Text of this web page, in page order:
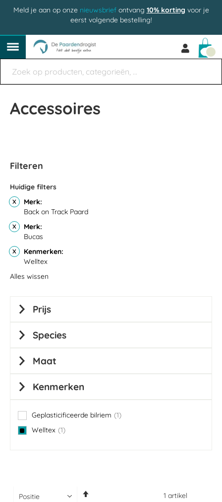
Meld je aan op onze nieuwsbriefontvang 10% korting voor je
eerst volgende bestelling!
Accessoires
1 artikel
Filteren
Huidige filters
Merk
Back on Track Paard
Merk
Bucas
Kenmerken
Welltex
Alles wissen
Prijs
Species
Maat
Kenmerken
Geplasticificeerde bilriem 1
item
Welltex 1
item